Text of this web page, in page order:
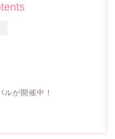
ルが開催中！